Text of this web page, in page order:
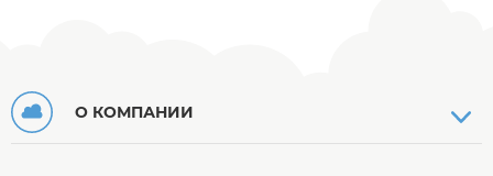
О КОМПАНИИ